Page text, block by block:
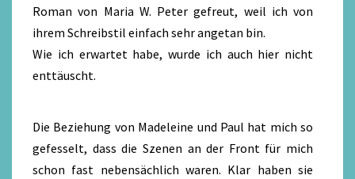
Roman von Maria W. Peter gefreut, weil ich von
ihrem Schreibstil einfach sehr angetan bin.
Wie ich erwartet habe, wurde ich auch hier nicht
enttäuscht.
Die Beziehung von Madeleine und Paul hat mich so
gefesselt, dass die Szenen an der Front für mich
schon fast nebensächlich waren. Klar haben sie